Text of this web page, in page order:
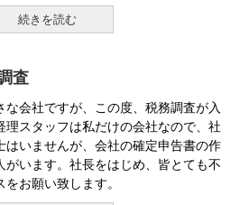
続きを読む
査
な会社ですが、この度、税務調査が入
理スタッフは私だけの会社なので、社
はいませんが、会社の確定申告書の作
がいます。社長をはじめ、皆とても不
お願い致します。